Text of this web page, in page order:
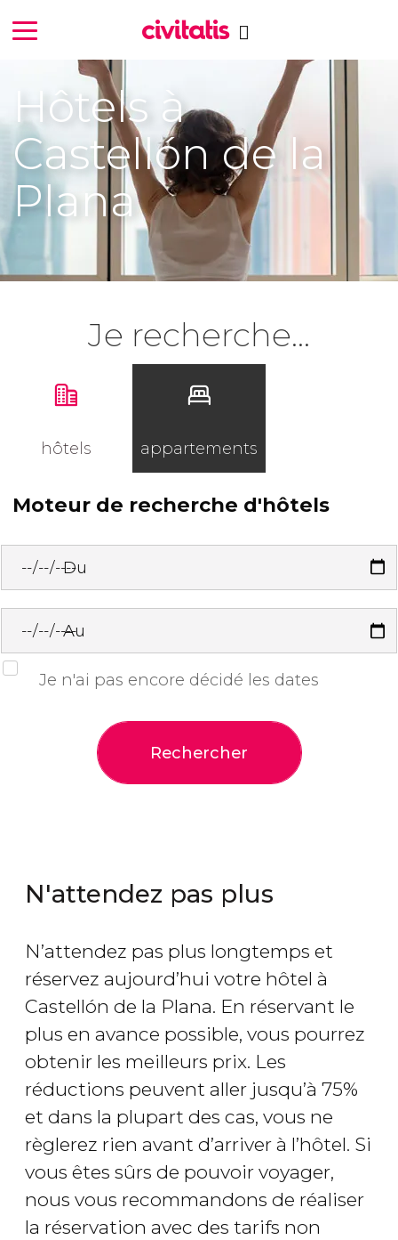
Hôtels à
Castellón de la
Plana
Je recherche...
hôtels appartements
Moteur de recherche d'hôtels
Du
Au
Je n'ai pas encore décidé les dates
Rechercher
N'attendez pas plus
N’attendez pas plus longtemps et
réservez aujourd’hui votre hôtel à
Castellón de la Plana. En réservant le
plus en avance possible, vous pourrez
obtenir les meilleurs prix. Les
réductions peuvent aller jusqu’à 75%
et dans la plupart des cas, vous ne
règlerez rien avant d’arriver à l’hôtel. Si
vous êtes sûrs de pouvoir voyager,
nous vous recommandons de réaliser
la réservation avec des tarifs non